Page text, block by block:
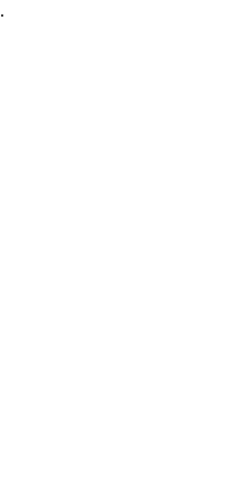
אפשרות לשריון מוצר זה באילת בכל מרכזי השירות של פלאפון, 2-14 ימי עסקים לפני הגעתך לאילת. יש לבחור נקודה לאיסוף ומועד איסוף, המוצרים יישמרו עבורך עד 3 ימים עסקים נוספים.